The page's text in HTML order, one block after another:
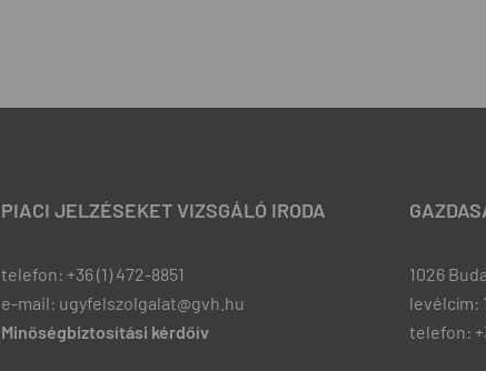
PIACI JELZÉSEKET VIZSGÁLÓ IRODA
telefon: +36 (1) 472-8851
e-mail: ugyfelszolgalat@gvh.hu
Minőségbiztosítási kérdőív
1026
levélcím:
telefon: